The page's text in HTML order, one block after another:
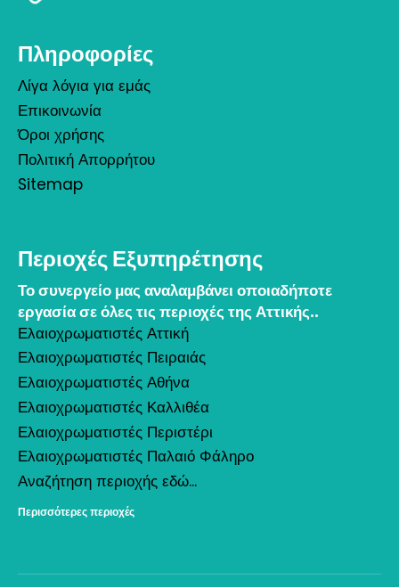
Πληροφορίες
Λίγα λόγια για εμάς
Επικοινωνία
Όροι χρήσης
Πολιτική Απορρήτου
Sitemap
Περιοχές Εξυπηρέτησης
Το συνεργείο μας αναλαμβάνει οποιαδήποτε
εργασία σε όλες τις περιοχές της Αττικής..
Ελαιοχρωματιστές Αττική
Ελαιοχρωματιστές Πειραιάς
Ελαιοχρωματιστές Αθήνα
Ελαιοχρωματιστές Καλλιθέα
Ελαιοχρωματιστές Περιστέρι
Ελαιοχρωματιστές Παλαιό Φάληρο
Αναζήτηση περιοχής εδώ...
Περισσότερες περιοχές